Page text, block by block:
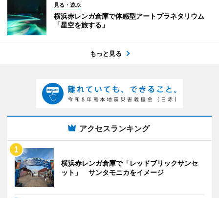
見る・遊ぶ
横浜赤レンガ倉庫で体感型アートプラネタリウム
「星空を旅する」
もっと見る
アクセスランキング
横浜赤レンガ倉庫で「レッドブリックサンセ
ット」 サンタモニカをイメージ